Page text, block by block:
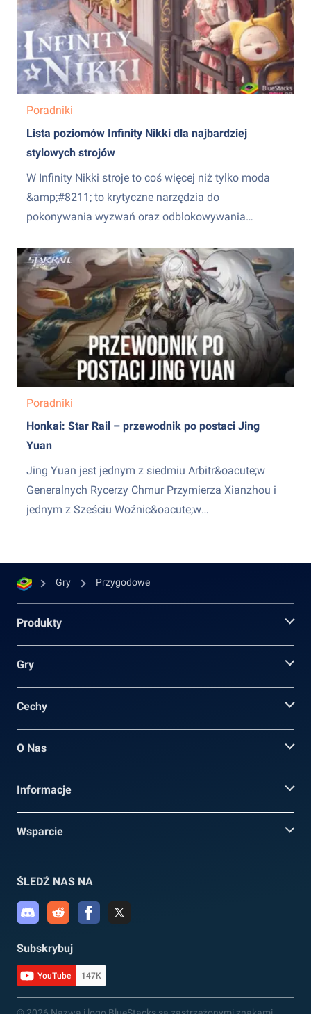
kr&oacute;tkie epizody pełne żart&oacute;w,...
Poradniki
Lista poziomów Infinity Nikki dla najbardziej
stylowych strojów
W Infinity Nikki stroje to coś więcej niż tylko moda
&amp;#8211; to krytyczne narzędzia do
pokonywania wyzwań oraz odblokowywania
kt&oacute;ry ocenia elegancję, luz, ciepło i inne
cechy, wyb&oacute;r odpowiedniego stroju może
zadecydować o Twoim postępie lub jego braku. Ta
lista poziom&oacute;w zapewnia dogłębny przegląd
najlepszych...
Poradniki
Honkai: Star Rail – przewodnik po postaci Jing
Yuan
Jing Yuan jest jednym z siedmiu Arbitr&oacute;w
Generalnych Rycerzy Chmur Przymierza Xianzhou i
jednym z Sześciu Woźnic&oacute;w
Honkai: Star Rail jako darmową grę zar&oacute;wno
w Google Play Store, jak i iOS App...
Gry Przygodowe
Produkty
Gry
Cechy
O Nas
Informacje
Wsparcie
ŚLEDŹ NAS NA
Subskrybuj
YouTube 147K